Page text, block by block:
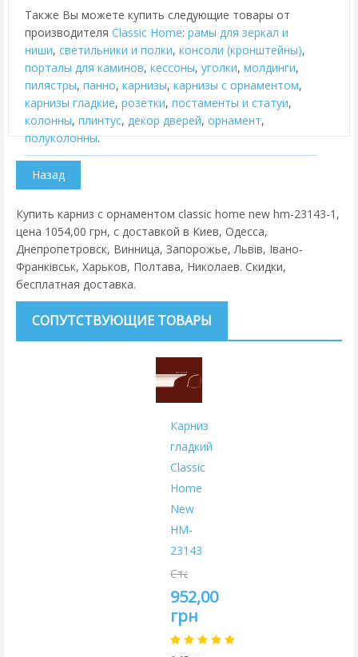
Также Вы можете купить следующие товары от
производителя Classic Home: рамы для зеркал и
ниши, cветильники и полки, консоли (кронштейны),
порталы для каминов, кессоны, уголки, молдинги,
пилястры, панно, карнизы, карнизы с орнаментом,
карнизы гладкие, розетки, постаменты и статуи,
колонны, плинтус, декор дверей, орнамент,
полуколонны.
Купить карниз с орнаментом classic home new hm-23143-1,
цена 1054,00 грн, с доставкой в Киев, Одесса,
Днепропетровск, Винница, Запорожье, Львів, Івано-
Франківськ, Харьков, Полтава, Николаев. Скидки,
бесплатная доставка.
СОПУТСТВУЮЩИЕ ТОВАРЫ
Карниз
гладкий
Classic
Home
New
HM-
23143
Старая
цена:
1120,00
грн
952,00
грн